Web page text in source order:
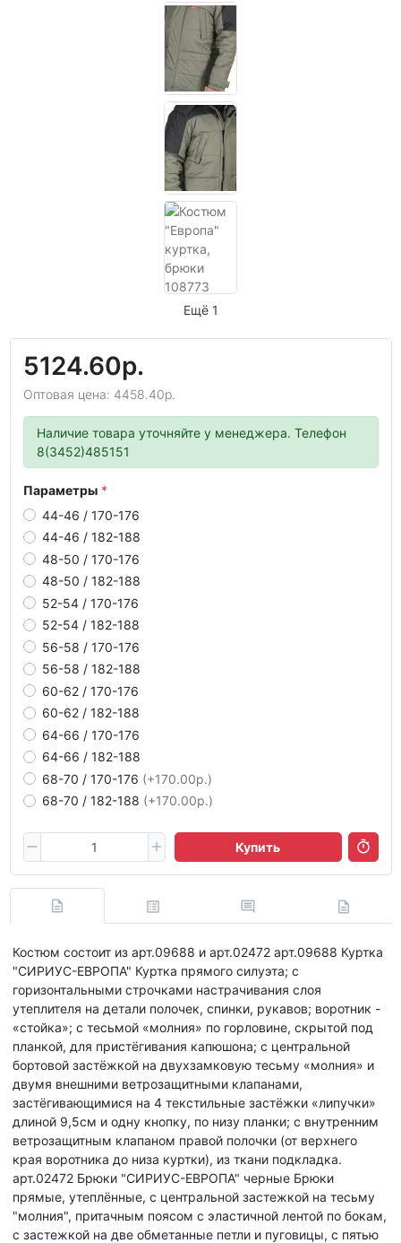
Ещё 1
5124.60р.
Оптовая цена: 4458.40р.
Наличие товара уточняйте у менеджера. Телефон
8(3452)485151
Параметры
44-46 / 170-176
44-46 / 182-188
48-50 / 170-176
48-50 / 182-188
52-54 / 170-176
52-54 / 182-188
56-58 / 170-176
56-58 / 182-188
60-62 / 170-176
60-62 / 182-188
64-66 / 170-176
64-66 / 182-188
68-70 / 170-176 (+170.00р.)
68-70 / 182-188 (+170.00р.)
Купить
Костюм состоит из арт.09688 и арт.02472 арт.09688 Куртка
"СИРИУС-ЕВРОПА" Куртка прямого силуэта; с
горизонтальными строчками настрачивания слоя
утеплителя на детали полочек, спинки, рукавов; воротник -
«стойка»; с тесьмой «молния» по горловине, скрытой под
планкой, для пристёгивания капюшона; с центральной
бортовой застёжкой на двухзамковую тесьму «молния» и
двумя внешними ветрозащитными клапанами,
застёгивающимися на 4 текстильные застёжки «липучки»
длиной 9,5см и одну кнопку, по низу планки; с внутренним
ветрозащитным клапаном правой полочки (от верхнего
края воротника до низа куртки), из ткани подкладка.
арт.02472 Брюки "СИРИУС-ЕВРОПА" черные Брюки
прямые, утеплённые, с центральной застежкой на тесьму
"молния", притачным поясом с эластичной лентой по бокам,
с застежкой на две обметанные петли и пуговицы, с пятью